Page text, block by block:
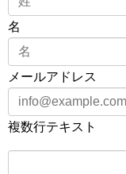
名
メールアドレス
複数行テキスト